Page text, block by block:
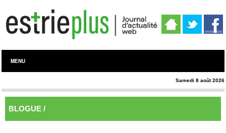
MENU
Samedi 8 août 2026
BLOGUE /